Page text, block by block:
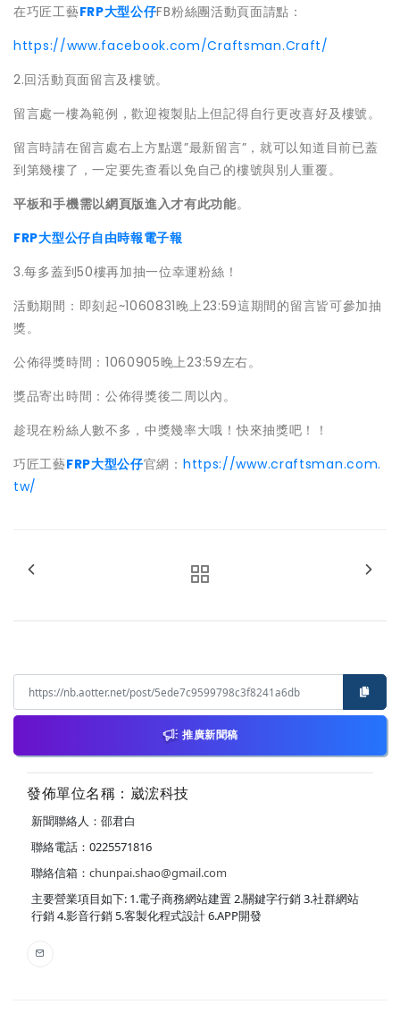
在巧匠工藝FRP大型公仔FB粉絲團活動頁面請點：
https://www.facebook.com/Craftsman.Craft/
2.回活動頁面留言及樓號。
留言處一樓為範例，歡迎複製貼上但記得自行更改喜好及樓號。
留言時請在留言處右上方點選”最新留言”，就可以知道目前已蓋
到第幾樓了，一定要先查看以免自己的樓號與別人重覆。
平板和手機需以網頁版進入才有此功能。
FRP大型公仔自由時報電子報
3.每多蓋到50樓再加抽一位幸運粉絲！
活動期間：即刻起~1060831晚上23:59這期間的留言皆可參加抽
獎。
公佈得獎時間：1060905晚上23:59左右。
獎品寄出時間：公佈得獎後二周以內。
趁現在粉絲人數不多，中獎幾率大哦！快來抽獎吧！！
巧匠工藝FRP大型公仔官網： https://www.craftsman.com.
tw/
推廣新聞稿
發佈單位名稱：崴浤科技
新聞聯絡人：邵君白
聯絡電話：0225571816
聯絡信箱： chunpai.shao@gmail.com
主要營業項目如下: 1.電子商務網站建置 2.關鍵字行銷 3.社群網站
行銷 4.影音行銷 5.客製化程式設計 6.APP開發